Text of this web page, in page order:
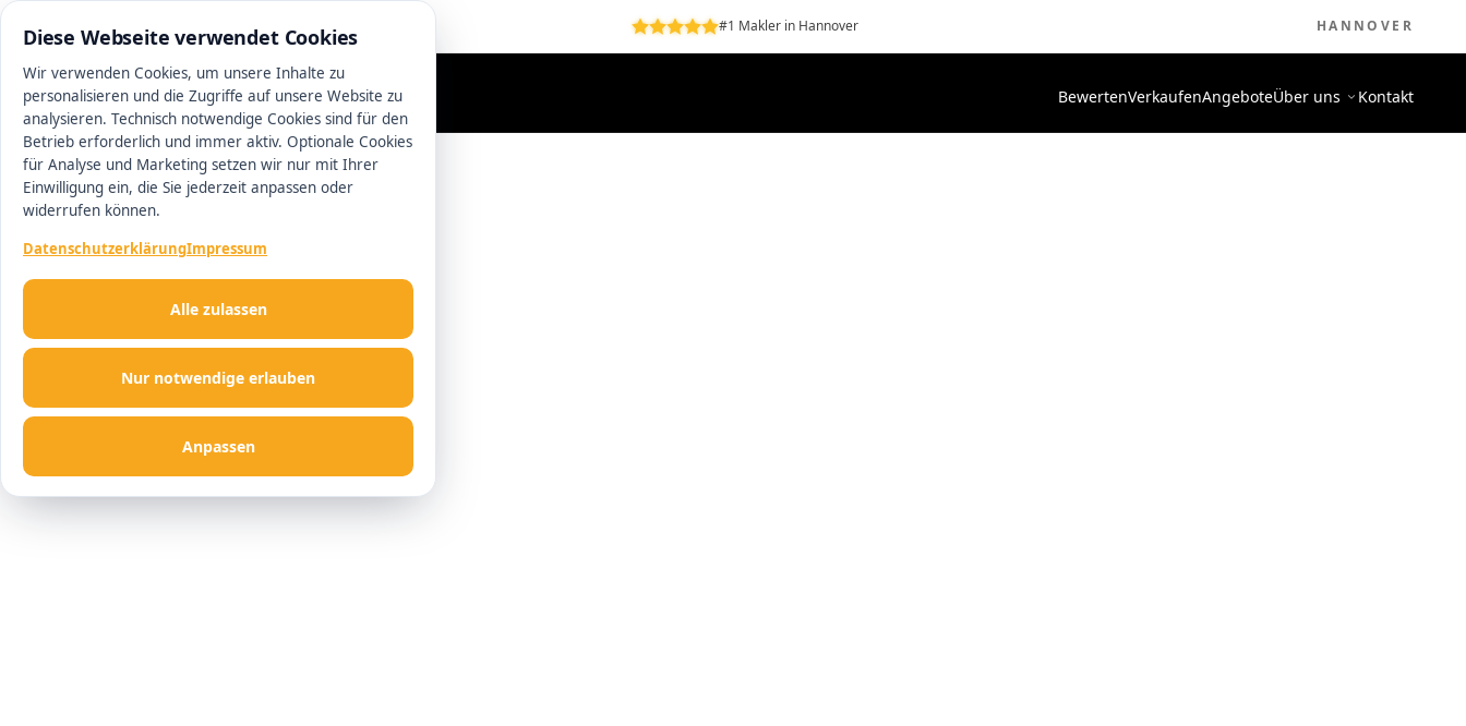
0511 13221100 #1 Makler in Hannover HANNOVER
BewertenVerkaufenAngeboteÜber uns Kontakt
Diese Webseite verwendet Cookies
Wir verwenden Cookies, um unsere Inhalte zu
personalisieren und die Zugriffe auf unsere Website zu
analysieren. Technisch notwendige Cookies sind für den
Betrieb erforderlich und immer aktiv. Optionale Cookies
für Analyse und Marketing setzen wir nur mit Ihrer
Einwilligung ein, die Sie jederzeit anpassen oder
widerrufen können.
DatenschutzerklärungImpressum
Nur notwendige erlauben
Anpassen
Alle zulassen